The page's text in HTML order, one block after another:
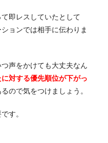
即レスしていたとして
ョンでは相手に伝わりま
声をかけても大丈夫なん
に対する優先順位が下がっ
ので気をつけましょう。
す。